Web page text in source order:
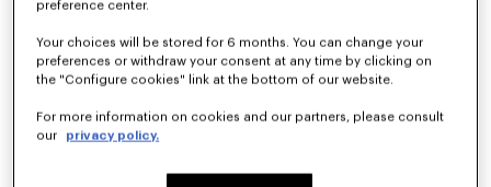
Mex$ 3,750.00
Mex$ 3,750.00
preference center.
Your choices will be stored for 6 months. You can change your
preferences or withdraw your consent at any time by clicking on
the "Configure cookies" link at the bottom of our website.
For more information on cookies and our partners, please consult
our
privacy policy.